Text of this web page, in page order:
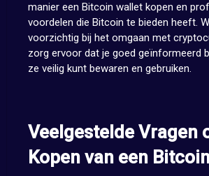
manier een Bitcoin wallet kopen en
voordelen die Bitcoin te bieden heeft.
voorzichtig bij het omgaan met
zorg ervoor dat je goed geïnformeerd
ze veilig kunt bewaren en gebruiken.
Veelgestelde Vragen
Kopen van een